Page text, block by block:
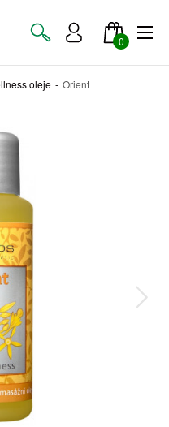
0
oleje - Orient